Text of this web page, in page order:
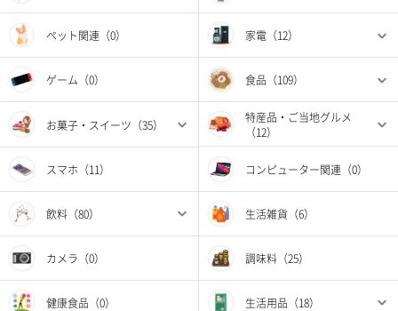
ペット関連（0） 家電（12）
ゲーム（0） 食品（109）
お菓子・スイーツ（35）
特産品・ご当地グルメ
（12）
スマホ（11） コンピューター関連（0）
飲料（80） 生活雑貨（6）
カメラ（0） 調味料（25）
健康食品（0） 生活用品（18）